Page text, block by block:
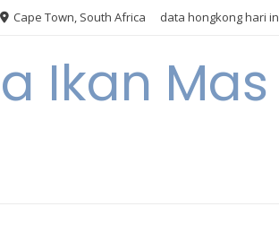
Cape Town, South Africa data hongkong hari
Ikan Mas